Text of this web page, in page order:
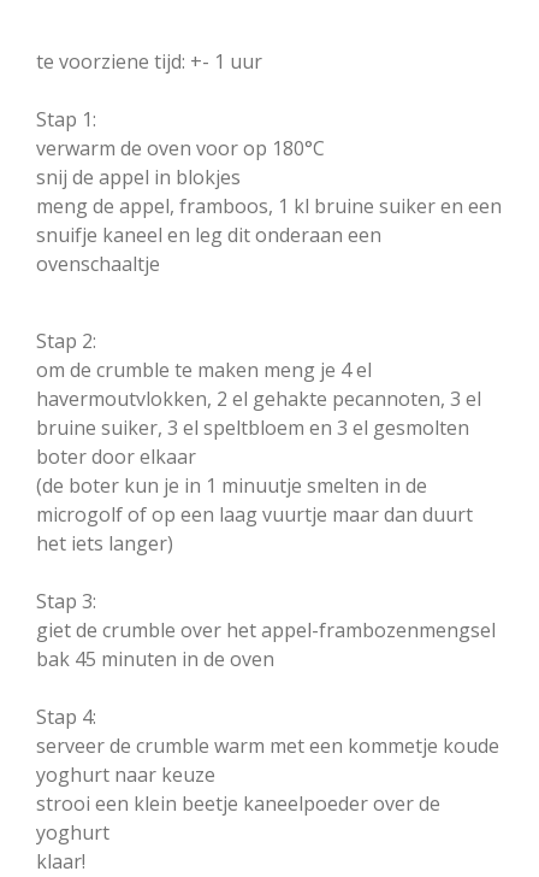
te voorziene tijd: +- 1 uur
Stap 1:
verwarm de oven voor op 180°C
snij de appel in blokjes
meng de appel, framboos, 1 kl bruine suiker en een
snuifje kaneel en leg dit onderaan een
ovenschaaltje
Stap 2:
om de crumble te maken meng je 4 el
havermoutvlokken, 2 el gehakte pecannoten, 3 el
bruine suiker, 3 el speltbloem en 3 el gesmolten
boter door elkaar
(de boter kun je in 1 minuutje smelten in de
microgolf of op een laag vuurtje maar dan duurt
het iets langer)
Stap 3:
giet de crumble over het appel-frambozenmengsel
bak 45 minuten in de oven
Stap 4:
serveer de crumble warm met een kommetje koude
yoghurt naar keuze
strooi een klein beetje kaneelpoeder over de
yoghurt
klaar!